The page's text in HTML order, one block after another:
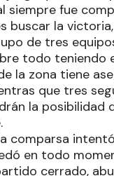
siempre fue
buscar la
de tres
todo teniendo
la zona tiene
que tres
la posibilidad
comparsa
en todo
cerrado,